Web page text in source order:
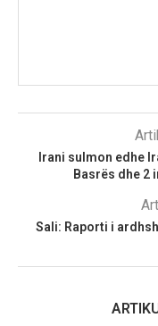
Irani sulmon edhe
Basrës dhe 2
Sali: Raporti i